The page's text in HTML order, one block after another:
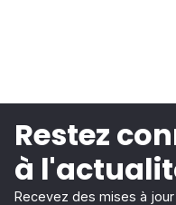
Restez
à
Recevez des mises à